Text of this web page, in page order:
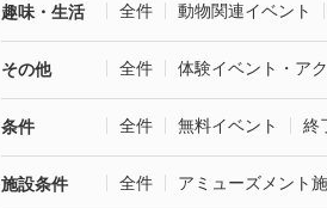
趣味・生活 全件 動物関連イベント
その他 全件 体験イベント・ア
条件 全件 無料イベント 終
施設条件 全件 アミューズメント